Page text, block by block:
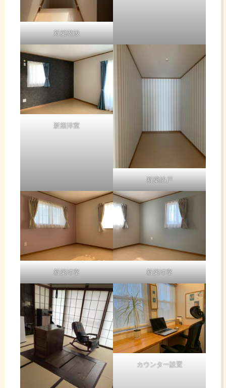
新築階段
新築洋室
新築納戸
新築洋室 新築洋室
カウンター設置